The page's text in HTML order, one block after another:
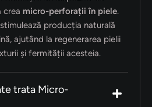
crea micro-perforații în piele.
producția naturală
ajutând la regenerarea pielii
și fermității acesteia.
trata Micro-